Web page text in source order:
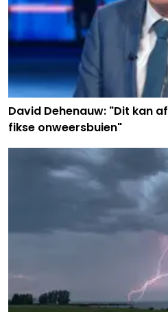
David Dehenauw: "Dit kan
fikse onweersbuien"